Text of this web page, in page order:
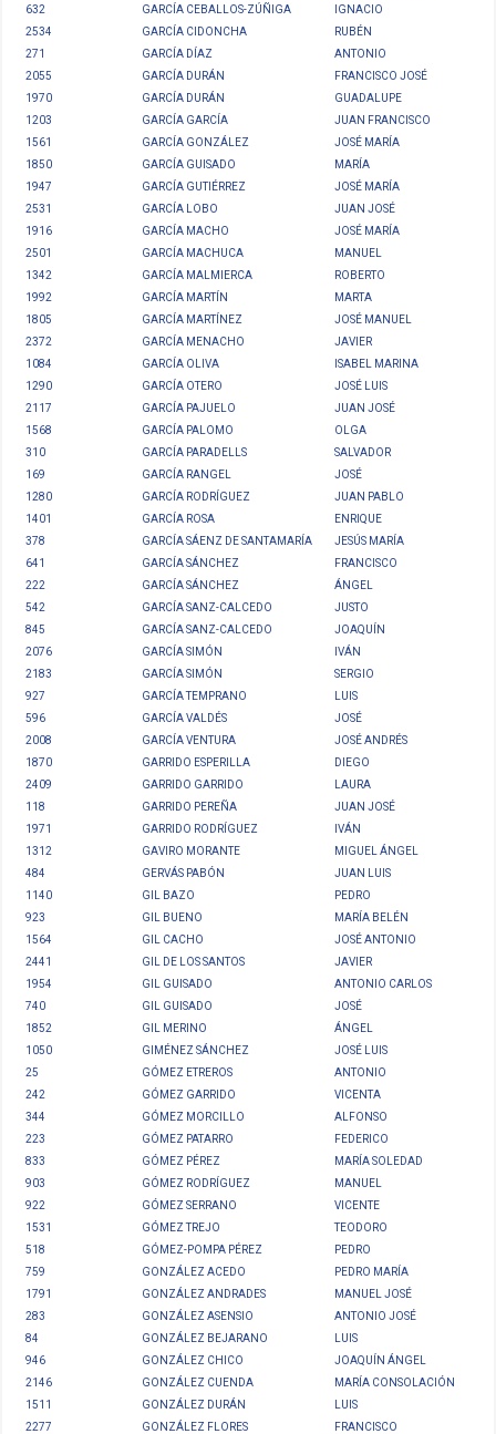
632
GARCÍA CEBALLOS-ZÚÑIGA
IGNACIO
2534
GARCÍA CIDONCHA
RUBÉN
271
GARCÍA DÍAZ
ANTONIO
2055
GARCÍA DURÁN
FRANCISCO JOSÉ
1970
GARCÍA DURÁN
GUADALUPE
1203
GARCÍA GARCÍA
JUAN FRANCISCO
1561
GARCÍA GONZÁLEZ
JOSÉ MARÍA
1850
GARCÍA GUISADO
MARÍA
1947
GARCÍA GUTIÉRREZ
JOSÉ MARÍA
2531
GARCÍA LOBO
JUAN JOSÉ
1916
GARCÍA MACHO
JOSÉ MARÍA
2501
GARCÍA MACHUCA
MANUEL
1342
GARCÍA MALMIERCA
ROBERTO
1992
GARCÍA MARTÍN
MARTA
1805
GARCÍA MARTÍNEZ
JOSÉ MANUEL
2372
GARCÍA MENACHO
JAVIER
1084
GARCÍA OLIVA
ISABEL MARINA
1290
GARCÍA OTERO
JOSÉ LUIS
2117
GARCÍA PAJUELO
JUAN JOSÉ
1568
GARCÍA PALOMO
OLGA
310
GARCÍA PARADELLS
SALVADOR
169
GARCÍA RANGEL
JOSÉ
1280
GARCÍA RODRÍGUEZ
JUAN PABLO
1401
GARCÍA ROSA
ENRIQUE
378
GARCÍA SÁENZ DE SANTAMARÍA
JESÚS MARÍA
641
GARCÍA SÁNCHEZ
FRANCISCO
222
GARCÍA SÁNCHEZ
ÁNGEL
542
GARCÍA SANZ-CALCEDO
JUSTO
845
GARCÍA SANZ-CALCEDO
JOAQUÍN
2076
GARCÍA SIMÓN
IVÁN
2183
GARCÍA SIMÓN
SERGIO
927
GARCÍA TEMPRANO
LUIS
596
GARCÍA VALDÉS
JOSÉ
2008
GARCÍA VENTURA
JOSÉ ANDRÉS
1870
GARRIDO ESPERILLA
DIEGO
2409
GARRIDO GARRIDO
LAURA
118
GARRIDO PEREÑA
JUAN JOSÉ
1971
GARRIDO RODRÍGUEZ
IVÁN
1312
GAVIRO MORANTE
MIGUEL ÁNGEL
484
GERVÁS PABÓN
JUAN LUIS
1140
GIL BAZO
PEDRO
923
GIL BUENO
MARÍA BELÉN
1564
GIL CACHO
JOSÉ ANTONIO
2441
GIL DE LOS SANTOS
JAVIER
1954
GIL GUISADO
ANTONIO CARLOS
740
GIL GUISADO
JOSÉ
1852
GIL MERINO
ÁNGEL
1050
GIMÉNEZ SÁNCHEZ
JOSÉ LUIS
25
GÓMEZ ETREROS
ANTONIO
242
GÓMEZ GARRIDO
VICENTA
344
GÓMEZ MORCILLO
ALFONSO
223
GÓMEZ PATARRO
FEDERICO
833
GÓMEZ PÉREZ
MARÍA SOLEDAD
903
GÓMEZ RODRÍGUEZ
MANUEL
922
GÓMEZ SERRANO
VICENTE
1531
GÓMEZ TREJO
TEODORO
518
GÓMEZ-POMPA PÉREZ
PEDRO
759
GONZÁLEZ ACEDO
PEDRO MARÍA
1791
GONZÁLEZ ANDRADES
MANUEL JOSÉ
283
GONZÁLEZ ASENSIO
ANTONIO JOSÉ
84
GONZÁLEZ BEJARANO
LUIS
946
GONZÁLEZ CHICO
JOAQUÍN ÁNGEL
2146
GONZÁLEZ CUENDA
MARÍA CONSOLACIÓN
1511
GONZÁLEZ DURÁN
LUIS
2277
GONZÁLEZ FLORES
FRANCISCO